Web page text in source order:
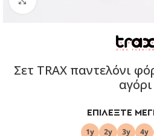
Σετ TRAX παντελόνι
αγόρι
ΕΠΙΛΈΞΤΕ